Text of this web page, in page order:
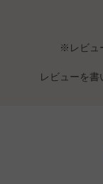
※レビュ
レビューを書